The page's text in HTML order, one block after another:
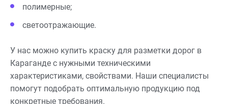
полимерные;
светоотражающие.
У нас можно купить краску для разметки дорог в
Караганде с нужными техническими
характеристиками, свойствами. Наши специалисты
помогут подобрать оптимальную продукцию под
конкретные требования.